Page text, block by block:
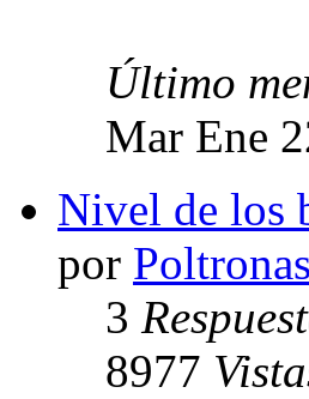
Último
Mar Ene
Nivel de los
por Poltronas
3
8977